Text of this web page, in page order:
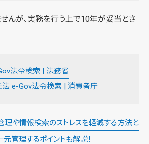
んが、実務を行う上で10年が妥当とさ
法令検索 | 法務省
法 e-Gov法令検索 | 消費者庁
理や情報検索のストレスを軽減する方法と
元管理するポイントも解説！